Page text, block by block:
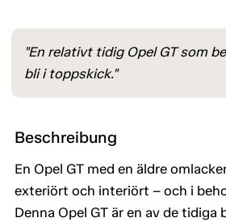
"En relativt tidig Opel GT som
bli i toppskick."
Beschreibung
En Opel GT med en äldre
exteriört och interiört – och i
Denna Opel GT är en av de tidiga